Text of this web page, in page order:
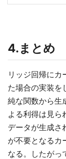
4.まとめ
リッジ回帰にカ
た場合の実装を
純な関数から生
よる利得は見ら
データが生成さ
が不要となるカ
なる。したがっ